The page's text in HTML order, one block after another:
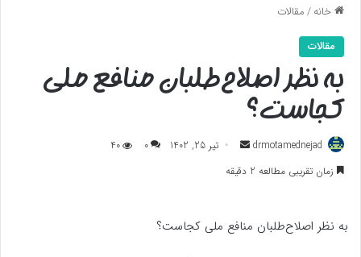
خانه/مقالات
مقالات
به نظر اصلاح‌طلبان منافع ملی
کجاست؟
drmotamednejad
ارسال
به
تیر 25, 1402 0
40
زمان تقریبی مطالعه 2 دقیقه
به نظر اصلاح‌طلبان منافع ملی کجاست؟